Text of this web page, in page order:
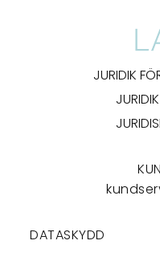
JURIDIK
DATASKYDD